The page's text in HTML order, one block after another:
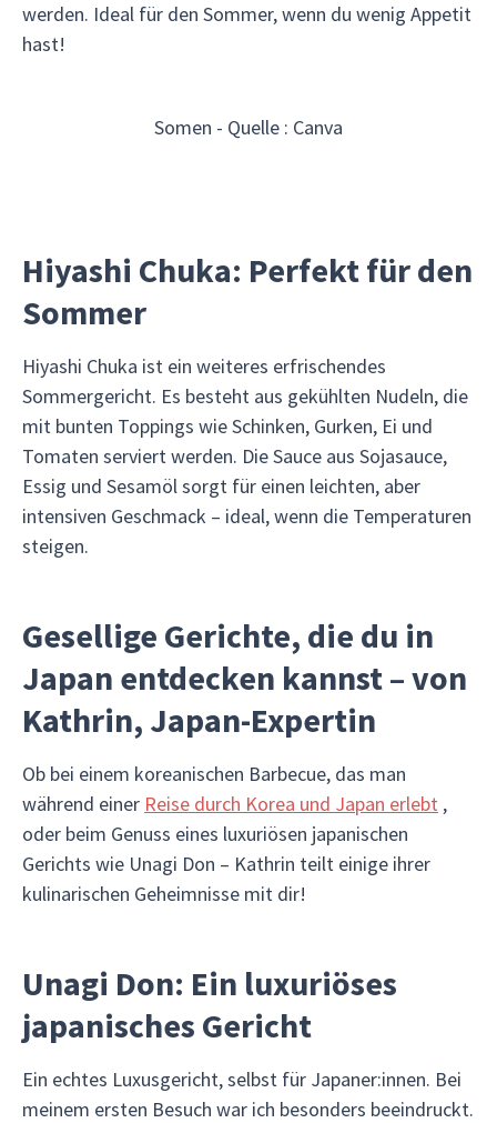
werden. Ideal für den Sommer, wenn du wenig Appetit
hast!
Somen - Quelle : Canva
Hiyashi Chuka: Perfekt für den
Sommer
Hiyashi Chuka ist ein weiteres erfrischendes
Sommergericht. Es besteht aus gekühlten Nudeln, die
mit bunten Toppings wie Schinken, Gurken, Ei und
Tomaten serviert werden. Die Sauce aus Sojasauce,
Essig und Sesamöl sorgt für einen leichten, aber
intensiven Geschmack – ideal, wenn die Temperaturen
steigen.
Gesellige Gerichte, die du in
Japan entdecken kannst – von
Kathrin, Japan-Expertin
Ob bei einem koreanischen Barbecue, das man
während einer Reise durch Korea und Japan erlebt ,
oder beim Genuss eines luxuriösen japanischen
Gerichts wie Unagi Don – Kathrin teilt einige ihrer
kulinarischen Geheimnisse mit dir!
Unagi Don: Ein luxuriöses
japanisches Gericht
Ein echtes Luxusgericht, selbst für Japaner:innen. Bei
meinem ersten Besuch war ich besonders beeindruckt.